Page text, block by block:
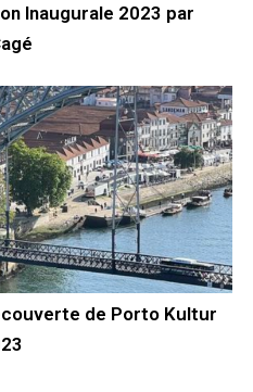
Inaugurale 2023 par
de Porto Kultur